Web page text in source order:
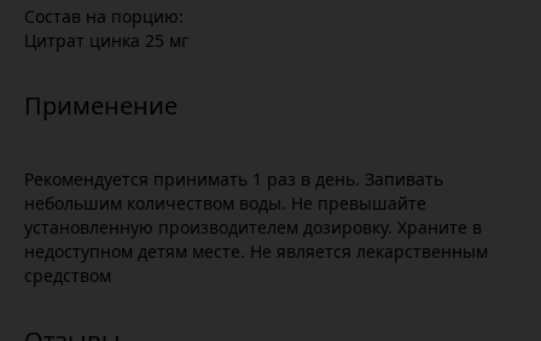
Состав на порцию:
Цитрат цинка 25 мг
Рекомендуется принимать 1 раз в день. Запивать
небольшим количеством воды. Не превышайте
установленную производителем дозировку. Храните в
недоступном детям месте. Не является лекарственным
средством